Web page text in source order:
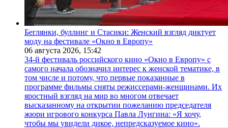
Беглянки, буллинг и Стасики: Женский взгляд диктует
моду на фестивале «Окно в Европу»
06 августа 2026, 15:42
34-й фестиваль российского кино «Окно в Европу» с
самого начала обозначил интерес к женской тематике, в
том числе и потому, что первые показанные в
программе фильмы сняты режиссерами-женщинами. Их
яростный взгляд на мир во многом отвечает
высказанному на открытии пожеланию председателя
жюри игрового конкурса Павла Лунгина: «Я хочу,
чтобы мы увидели дикое, непредсказуемое кино».